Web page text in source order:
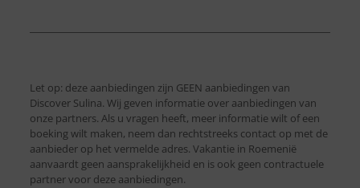
Let op: deze aanbiedingen zijn GEEN aanbiedingen van
Discover Sulina. Wij geven informatie over aanbiedingen van
onze partners. Als u vragen heeft, meer informatie wilt of een
boeking wilt maken, neem dan rechtstreeks contact op met de
aanbieder op het vermelde adres. Vakantie in Roemenië
aanvaardt geen aansprakelijkheid en is ook geen contractuele
partner voor deze aanbiedingen.